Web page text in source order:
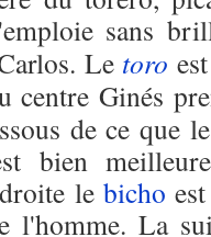
sans
Le toro
centre Ginés
de ce que
bien
le bicho
l'homme. La